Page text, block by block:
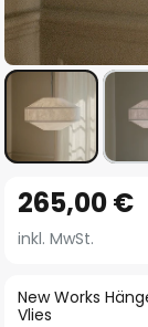
Anfang
der
springen
New Works
Vlies
265,00 €
inkl. MwSt.